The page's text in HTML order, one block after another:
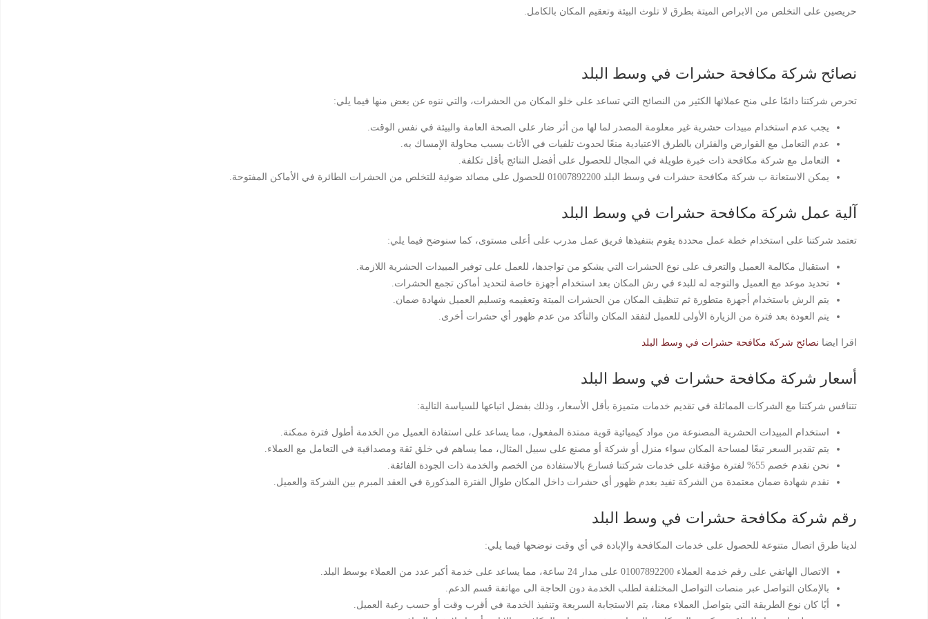
حريصين على التخلص من الابراص الميتة بطرق لا تلوث البيئة وتعقيم المكان بالكامل.
نصائح شركة مكافحة حشرات في وسط البلد
تحرص شركتنا دائمًا على منح عملائها الكثير من النصائح التي تساعد على خلو المكان من الحشرات، والتي ننوه عن بعض منها فيما يلي:
يجب عدم استخدام مبيدات حشرية غير معلومة المصدر لما لها من أثر ضار على الصحة العامة والبيئة في نفس الوقت.
عدم التعامل مع القوارض والفئران بالطرق الاعتيادية منعًا لحدوث تلفيات في الأثاث بسبب محاولة الإمساك به.
التعامل مع شركة مكافحة ذات خبرة طويلة في المجال للحصول على أفضل النتائج بأقل تكلفة.
يمكن الاستعانة ب شركة مكافحة حشرات في وسط البلد 01007892200 للحصول على مصائد ضوئية للتخلص من الحشرات الطائرة في الأماكن المفتوحة.
آلية عمل شركة مكافحة حشرات في وسط البلد
تعتمد شركتنا على استخدام خطة عمل محددة يقوم بتنفيذها فريق عمل مدرب على أعلى مستوى، كما سنوضح فيما يلي:
استقبال مكالمة العميل والتعرف على نوع الحشرات التي يشكو من تواجدها، للعمل على توفير المبيدات الحشرية اللازمة.
تحديد موعد مع العميل والتوجه له للبدء في رش المكان بعد استخدام أجهزة خاصة لتحديد أماكن تجمع الحشرات.
يتم الرش باستخدام أجهزة متطورة ثم تنظيف المكان من الحشرات الميتة وتعقيمه وتسليم العميل شهادة ضمان.
يتم العودة بعد فترة من الزيارة الأولى للعميل لتفقد المكان والتأكد من عدم ظهور أي حشرات أخرى.
اقرا ايضا نصائح شركة مكافحة حشرات في وسط البلد
أسعار شركة مكافحة حشرات في وسط البلد
تتنافس شركتنا مع الشركات المماثلة في تقديم خدمات متميزة بأقل الأسعار، وذلك بفضل اتباعها للسياسة التالية:
استخدام المبيدات الحشرية المصنوعة من مواد كيميائية قوية ممتدة المفعول، مما يساعد على استفادة العميل من الخدمة أطول فترة ممكنة.
يتم تقدير السعر تبعًا لمساحة المكان سواء منزل أو شركة أو مصنع على سبيل المثال، مما يساهم في خلق ثقة ومصداقية في التعامل مع العملاء.
نحن نقدم خصم 55% لفترة مؤقتة على خدمات شركتنا فسارع بالاستفادة من الخصم والخدمة ذات الجودة الفائقة.
نقدم شهادة ضمان معتمدة من الشركة تفيد بعدم ظهور أي حشرات داخل المكان طوال الفترة المذكورة في العقد المبرم بين الشركة والعميل.
رقم شركة مكافحة حشرات في وسط البلد
لدينا طرق اتصال متنوعة للحصول على خدمات المكافحة والإبادة في أي وقت نوضحها فيما يلي:
الاتصال الهاتفي على رقم خدمة العملاء 01007892200 على مدار 24 ساعة، مما يساعد على خدمة أكبر عدد من العملاء بوسط البلد.
بالإمكان التواصل عبر منصات التواصل المختلفة لطلب الخدمة دون الحاجة الى مهاتفة قسم الدعم.
أيًا كان نوع الطريقة التي يتواصل العملاء معنا، يتم الاستجابة السريعة وتنفيذ الخدمة في أقرب وقت أو حسب رغبة العميل.